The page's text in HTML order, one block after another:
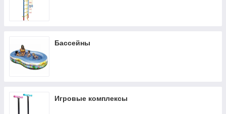
Бассейны
Игровые комплексы